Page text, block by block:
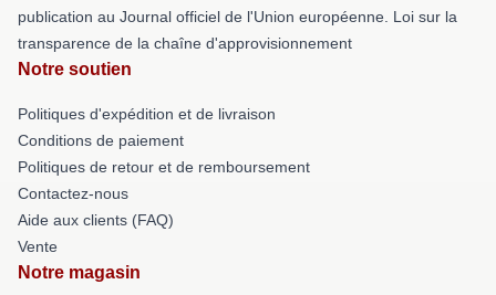
publication au Journal officiel de l'Union européenne. Loi sur la
transparence de la chaîne d'approvisionnement
Notre soutien
Politiques d'expédition et de livraison
Conditions de paiement
Politiques de retour et de remboursement
Contactez-nous
Aide aux clients (FAQ)
Vente
Notre magasin